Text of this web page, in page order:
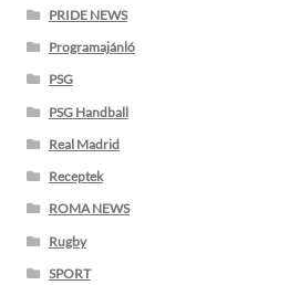
PRIDE NEWS
Programajánló
PSG
PSG Handball
Real Madrid
Receptek
ROMA NEWS
Rugby
SPORT